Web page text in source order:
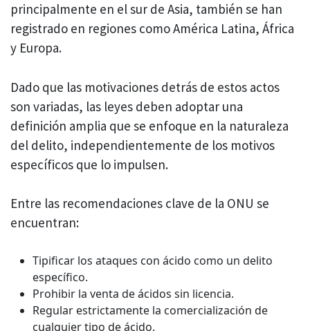
principalmente en el sur de Asia, también se han
registrado en regiones como América Latina, África
y Europa.
Dado que las motivaciones detrás de estos actos
son variadas, las leyes deben adoptar una
definición amplia que se enfoque en la naturaleza
del delito, independientemente de los motivos
específicos que lo impulsen.
Entre las recomendaciones clave de la ONU se
encuentran:
Tipificar los ataques con ácido como un delito
específico.
Prohibir la venta de ácidos sin licencia.
Regular estrictamente la comercialización de
cualquier tipo de ácido.